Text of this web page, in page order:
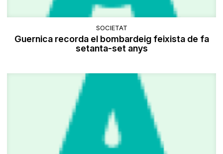
SOCIETAT
Guernica recorda el bombardeig feixista de fa
setanta-set anys